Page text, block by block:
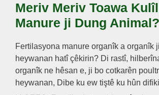
Meriv Meriv Toawa
Manure ji Dung Animal?
Fertilasyona manure organîk a organîk
heywanan hatî çêkirin? Di rastî,
organîk ne hêsan e, ji bo cotkarên
heywanan, Dibe ku ew tiştê ku hûn